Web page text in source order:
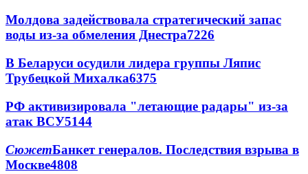
Молдова задействовала стратегический запас
воды из-за обмеления Днестра7226
В Беларуси осудили лидера группы Ляпис
Трубецкой Михалка6375
РФ активизировала "летающие радары" из-за
атак ВСУ5144
СюжетБанкет генералов. Последствия взрыва в
Москве4808